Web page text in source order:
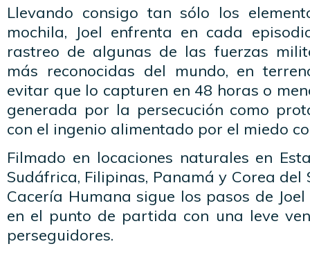
Llevando consigo tan sólo los
mochila, Joel enfrenta en cada
rastreo de algunas de las fuerzas
más reconocidas del mundo, en
evitar que lo capturen en 48 horas o
generada por la persecución como
con el ingenio alimentado por el miedo
Filmado en locaciones naturales en
Sudáfrica, Filipinas, Panamá y Corea del
Cacería Humana sigue los pasos de
en el punto de partida con una leve
perseguidores.